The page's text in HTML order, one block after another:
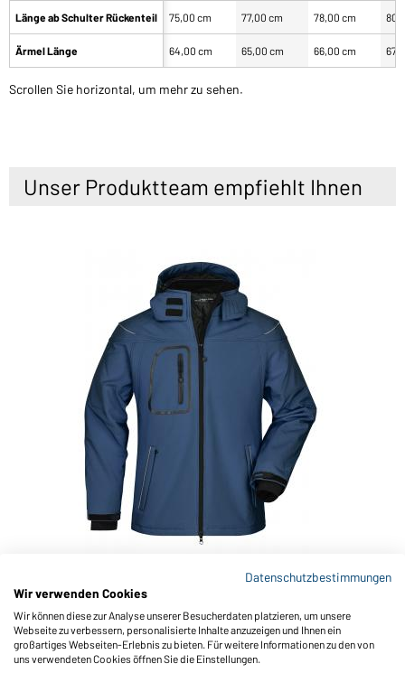
Länge ab Schulter Rückenteil
Ärmel Länge
75,00 cm 77,00 cm 78,00 cm
64,00 cm 65,00 cm 66,00 cm
Scrollen Sie horizontal, um mehr zu sehen.
Unser Produktteam empfiehlt Ihnen
Art-Nr.: JN1000
Men’s Winter Softshell Jacket (navy)
Datenschutzbestimmungen
Wir verwenden Cookies
Wir können diese zur Analyse unserer Besucherdaten platzieren, um unsere
Webseite zu verbessern, personalisierte Inhalte anzuzeigen und Ihnen ein
großartiges Webseiten-Erlebnis zu bieten. Für weitere Informationen zu den von
uns verwendeten Cookies öffnen Sie die Einstellungen.